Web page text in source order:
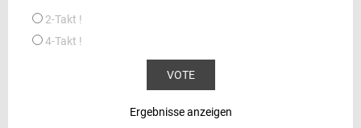
2-Takt !
4-Takt !
Ergebnisse anzeigen